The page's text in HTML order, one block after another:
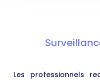
Les professionnels